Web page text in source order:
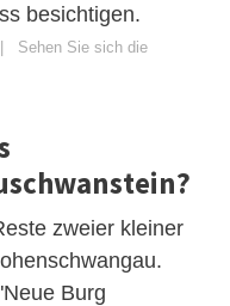
besichtigen.
Sehen Sie sich die
zweier kleiner
Burg